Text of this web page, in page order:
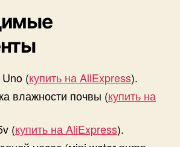
(купить на AliExpress).
влажности почвы (купить на
(купить на AliExpress).